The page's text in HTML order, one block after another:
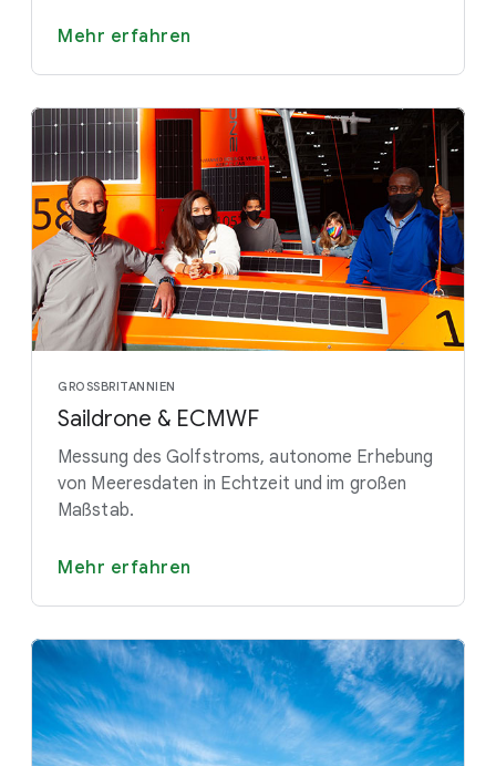
Mehr erfahren
GROSSBRITANNIEN
Saildrone & ECMWF
Messung des Golfstroms, autonome Erhebung
von Meeresdaten in Echtzeit und im großen
Maßstab.
Mehr erfahren